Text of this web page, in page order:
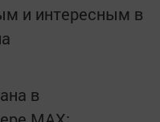
и интересным в
в